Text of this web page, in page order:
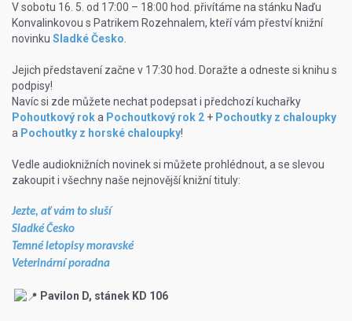
V sobotu 16. 5. od 17:00 – 18:00 hod. přivítáme na stánku Naďu
Konvalinkovou s Patrikem Rozehnalem, kteří vám přeství knižní
novinku Sladké Česko.
Jejich představení začne v 17:30 hod. Doražte a odneste si knihu s
podpisy!
Navíc si zde můžete nechat podepsat i předchozí kuchařky
Pohoutkový roka Pochoutkový rok 2 + Pochoutky z chaloupky
a Pochoutky z horské chaloupky!
Vedle audioknižních novinek si můžete prohlédnout, a se slevou
zakoupit i všechny naše nejnovější knižní tituly:
Jezte, ať vám to sluší
Sladké Česko
Temné letopisy moravské
Veterinární poradna
Pavilon D, stánek KD 106